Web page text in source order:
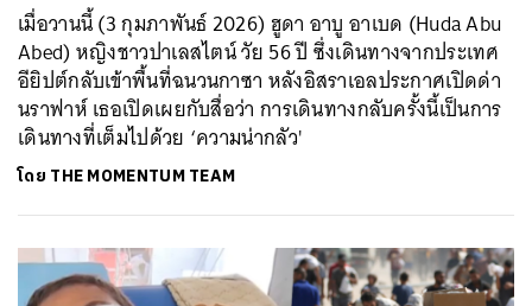
เมื่อวานนี้ (3 กุมภาพันธ์ 2026) ฮูดา อาบู อาเบด (Huda Abu
Abed) หญิงชาวปาเลสไตน์ วัย 56 ปี ซึ่งเดินทางจากประเทศ
อียิปต์กลับเข้าพื้นที่ฉนวนกาซา หลังอิสราเอลประกาศเปิดด่า
นราฟาห์ เธอเปิดเผยกับสื่อว่า การเดินทางกลับครั้งนี้เป็นการ
เดินทางที่เต็มไปด้วย ‘ความน่ากลัว'
โดย THE MOMENTUM TEAM